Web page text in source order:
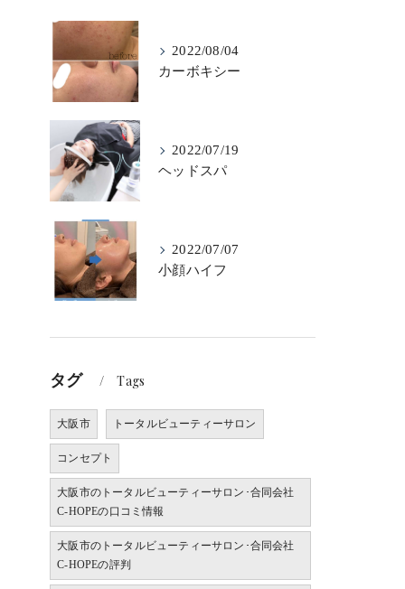
2022/08/04
カーボキシー
2022/07/19
ヘッドスパ
2022/07/07
小顔ハイフ
タグ Tags
大阪市 トータルビューティーサロン
コンセプト
大阪市のトータルビューティーサロン･合同会社
C-HOPEの口コミ情報
大阪市のトータルビューティーサロン･合同会社
C-HOPEの評判